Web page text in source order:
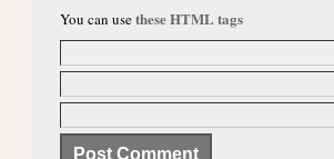
You can usethese HTML tags